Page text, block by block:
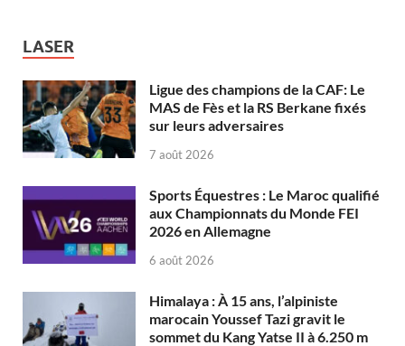
LASER
Ligue des champions de la CAF: Le
MAS de Fès et la RS Berkane fixés
sur leurs adversaires
7 août 2026
Sports Équestres : Le Maroc qualifié
aux Championnats du Monde FEI
2026 en Allemagne
6 août 2026
Himalaya : À 15 ans, l’alpiniste
marocain Youssef Tazi gravit le
sommet du Kang Yatse II à 6.250 m